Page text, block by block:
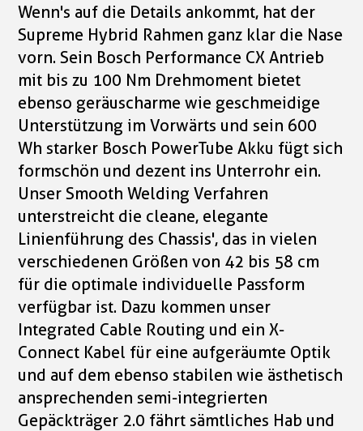
Wenn's auf die Details ankommt, hat der
Supreme Hybrid Rahmen ganz klar die Nase
vorn. Sein Bosch Performance CX Antrieb
mit bis zu 100 Nm Drehmoment bietet
ebenso geräuscharme wie geschmeidige
Unterstützung im Vorwärts und sein 600
Wh starker Bosch PowerTube Akku fügt sich
formschön und dezent ins Unterrohr ein.
Unser Smooth Welding Verfahren
unterstreicht die cleane, elegante
Linienführung des Chassis', das in vielen
verschiedenen Größen von 42 bis 58 cm
für die optimale individuelle Passform
verfügbar ist. Dazu kommen unser
Integrated Cable Routing und ein X-
Connect Kabel für eine aufgeräumte Optik
und auf dem ebenso stabilen wie ästhetisch
ansprechenden semi-integrierten
Gepäckträger 2.0 fährt sämtliches Hab und